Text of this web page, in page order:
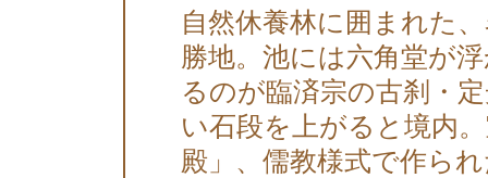
自然休養林に囲まれた
勝地。池には六角堂が
るのが臨済宗の古刹・
い石段を上がると境内
殿」、儒教様式で作ら